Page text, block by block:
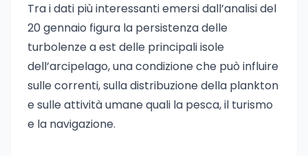
Tra i dati più interessanti emersi dall’analisi del
20 gennaio figura la persistenza delle
turbolenze a est delle principali isole
dell’arcipelago, una condizione che può influire
sulle correnti, sulla distribuzione della plankton
e sulle attività umane quali la pesca, il turismo
e la navigazione.